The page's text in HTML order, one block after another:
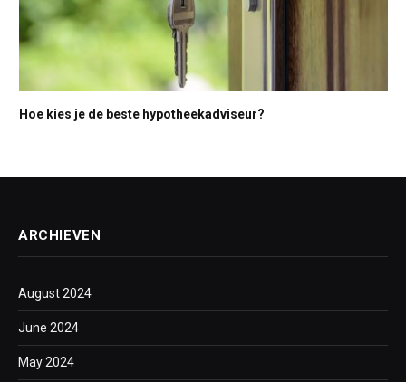
Hoe kies je de beste hypotheekadviseur?
ARCHIEVEN
August 2024
June 2024
May 2024